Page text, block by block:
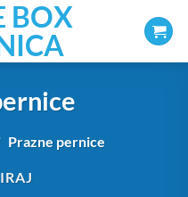
Prazne pernice